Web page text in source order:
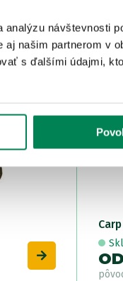
analýzu návštevnosti
našim partnerom v
s ďalšími údajmi,
Akcia -15%